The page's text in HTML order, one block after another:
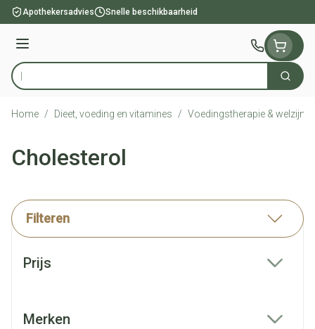
Ga naar de inhoud
Apothekersadvies Snelle beschikbaarheid
Menu
Product, merk, categorie... Zoek
Home / Dieet, voeding en vitamines / Voedingstherapie & welzijn
Cholesterol
Filteren
Prijs
Merken